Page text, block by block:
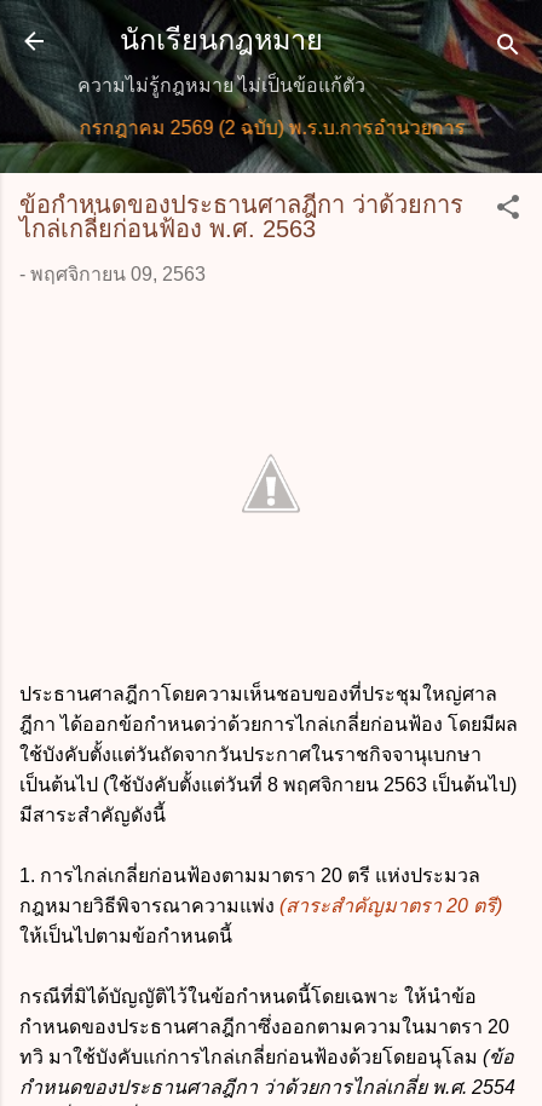
ข้ามไปที่เนื้อหาหลัก
นักเรียนกฎหมาย
ความไม่รู้กฎหมาย ไม่เป็นข้อแก้ตัว
ม่ กรกฎาคม 2569 (2 ฉบับ) พ.ร.บ.การอำนวยการความสะดวก
ข้อกำหนดของประธานศาลฎีกา ว่าด้วยการ
ไกล่เกลี่ยก่อนฟ้อง พ.ศ. 2563
- พฤศจิกายน 09, 2563
ประธานศาลฎีกาโดยความเห็นชอบของที่ประชุมใหญ่ศาล
ฎีกา ได้ออกข้อกำหนดว่าด้วยการไกล่เกลี่ยก่อนฟ้อง โดยมีผล
ใช้บังคับตั้งแต่วันถัดจากวันประกาศในราชกิจจานุเบกษา
เป็นต้นไป (ใช้บังคับตั้งแต่วันที่ 8 พฤศจิกายน 2563 เป็นต้นไป)
มีสาระสำคัญดังนี้
1. การไกล่เกลี่ยก่อนฟ้องตามมาตรา 20 ตรี แห่งประมวล
กฎหมายวิธีพิจารณาความแพ่ง (สาระสำคัญมาตรา 20 ตรี)
ให้เป็นไปตามข้อกำหนดนี้
กรณีที่มิได้บัญญัติไว้ในข้อกำหนดนี้โดยเฉพาะ ให้นำข้อ
กำหนดของประธานศาลฎีกาซึ่งออกตามความในมาตรา 20
ทวิ มาใช้บังคับแก่การไกล่เกลี่ยก่อนฟ้องด้วยโดยอนุโลม (ข้อ
กำหนดของประธานศาลฎีกา ว่าด้วยการไกล่เกลี่ย พ.ศ. 2554